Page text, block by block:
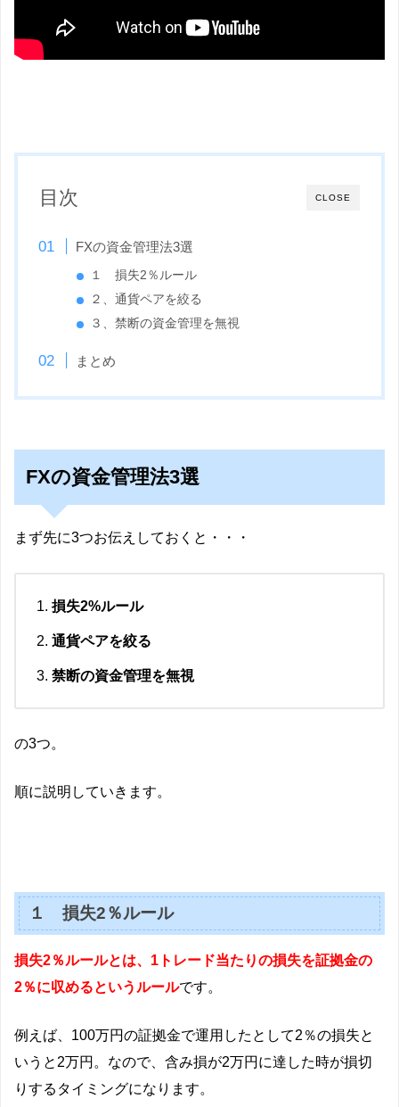
CLOSE
目次
FXの資金管理法3選
１ 損失2％ルール
２、通貨ペアを絞る
３、禁断の資金管理を無視
まとめ
FXの資金管理法3選
まず先に3つお伝えしておくと・・・
損失2%ルール
通貨ペアを絞る
禁断の資金管理を無視
の3つ。
順に説明していきます。
１ 損失2％ルール
損失2％ルールとは、1トレード当たりの損失を証拠金の
2％に収めるというルールです。
例えば、100万円の証拠金で運用したとして2％の損失と
いうと2万円。なので、含み損が2万円に達した時が損切
りするタイミングになります。